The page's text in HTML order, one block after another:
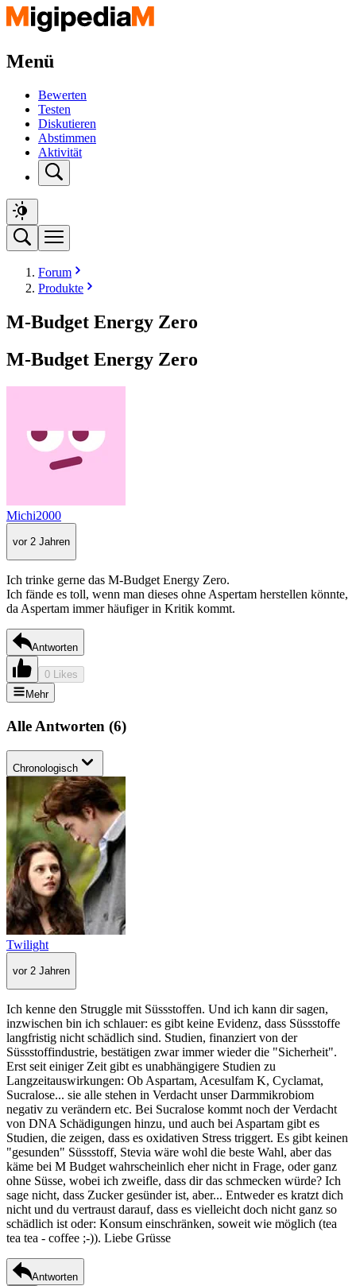
Menü
Bewerten
Testen
Diskutieren
Abstimmen
Aktivität
Forum
Produkte
M-Budget Energy Zero
M-Budget Energy Zero
Michi2000
vor 2 Jahren
Ich trinke gerne das M-Budget Energy Zero.
Ich fände es toll, wenn man dieses ohne Aspertam herstellen könnte,
da Aspertam immer häufiger in Kritik kommt.
Antworten
0 Likes
Mehr
Alle Antworten (6)
Chronologisch
Twilight
vor 2 Jahren
Ich kenne den Struggle mit Süssstoffen. Und ich kann dir sagen,
inzwischen bin ich schlauer: es gibt keine Evidenz, dass Süssstoffe
langfristig nicht schädlich sind. Studien, finanziert von der
Süssstoffindustrie, bestätigen zwar immer wieder die "Sicherheit".
Erst seit einiger Zeit gibt es unabhängigere Studien zu
Langzeitauswirkungen: Ob Aspartam, Acesulfam K, Cyclamat,
Sucralose... sie alle stehen in Verdacht unser Darmmikrobiom
negativ zu verändern etc. Bei Sucralose kommt noch der Verdacht
von DNA Schädigungen hinzu, und auch bei Aspartam gibt es
Studien, die zeigen, dass es oxidativen Stress triggert. Es gibt keinen
"gesunden" Süssstoff, Stevia wäre wohl die beste Wahl, aber das
käme bei M Budget wahrscheinlich eher nicht in Frage, oder ganz
ohne Süsse, wobei ich zweifle, dass dir das schmecken würde? Ich
sage nicht, dass Zucker gesünder ist, aber... Entweder es kratzt dich
nicht und du vertraust darauf, dass es vielleicht doch nicht ganz so
schädlich ist oder: Konsum einschränken, soweit wie möglich (tea
tea tea - coffee ;-)). Liebe Grüsse
Antworten